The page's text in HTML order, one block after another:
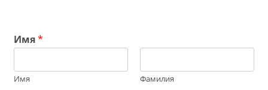
Имя*
Имя Фамилия